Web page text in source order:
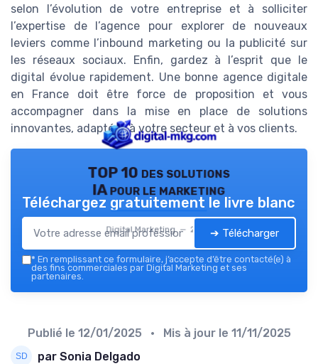
selon l’évolution de votre entreprise et à solliciter
l’expertise de l’agence pour explorer de nouveaux
leviers comme l’inbound marketing ou la publicité sur
les réseaux sociaux. Enfin, gardez à l’esprit que le
digital évolue rapidement. Une bonne agence digitale
en France doit être force de proposition et vous
accompagner dans la mise en place de solutions
innovantes, adaptées à votre secteur et à vos clients.
TOP 10 des solutions
IA pour le marketing
Digital Marketing — 2026
Téléchargez gratuitement le livre blanc
➔ Télécharger
* En remplissant ce formulaire, j’accepte d’être contacté(e) à
des fins commerciales par Digital Marketing et ses
partenaires.
Publié le 12/01/2025 • Mis à jour le 11/11/2025
par Sonia Delgado